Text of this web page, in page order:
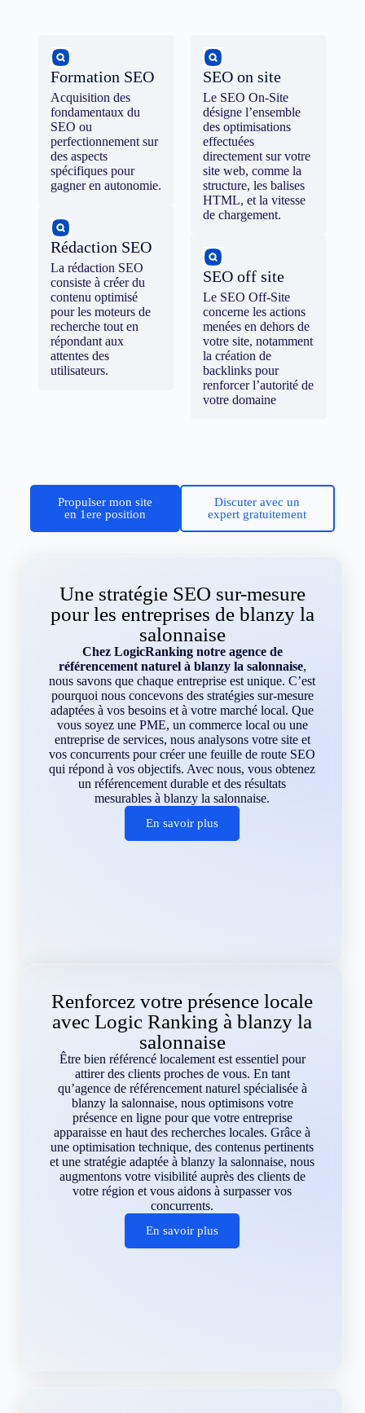
Formation SEO
Acquisition des
fondamentaux du
SEO ou
perfectionnement sur
des aspects
spécifiques pour
gagner en autonomie.
Rédaction SEO
La rédaction SEO
consiste à créer du
contenu optimisé
pour les moteurs de
recherche tout en
répondant aux
attentes des
utilisateurs.
SEO on site
Le SEO On-Site
désigne l’ensemble
des optimisations
effectuées
directement sur votre
site web, comme la
structure, les balises
HTML, et la vitesse
de chargement.
SEO off site
Le SEO Off-Site
concerne les actions
menées en dehors de
votre site, notamment
la création de
backlinks pour
renforcer l’autorité de
votre domaine
Propulser mon site
en 1ere position
Discuter avec un
expert gratuitement
Une stratégie SEO sur-mesure
pour les entreprises de blanzy la
salonnaise
Chez LogicRanking notre agence de
référencement naturel à blanzy la salonnaise,
nous savons que chaque entreprise est unique. C’est
pourquoi nous concevons des stratégies sur-mesure
adaptées à vos besoins et à votre marché local. Que
vous soyez une PME, un commerce local ou une
entreprise de services, nous analysons votre site et
vos concurrents pour créer une feuille de route SEO
qui répond à vos objectifs. Avec nous, vous obtenez
un référencement durable et des résultats
mesurables à blanzy la salonnaise.
En savoir plus
Renforcez votre présence locale
avec Logic Ranking à blanzy la
salonnaise
Être bien référencé localement est essentiel pour
attirer des clients proches de vous. En tant
qu’agence de référencement naturel spécialisée à
blanzy la salonnaise, nous optimisons votre
présence en ligne pour que votre entreprise
apparaisse en haut des recherches locales. Grâce à
une optimisation technique, des contenus pertinents
et une stratégie adaptée à blanzy la salonnaise, nous
augmentons votre visibilité auprès des clients de
votre région et vous aidons à surpasser vos
concurrents.
En savoir plus